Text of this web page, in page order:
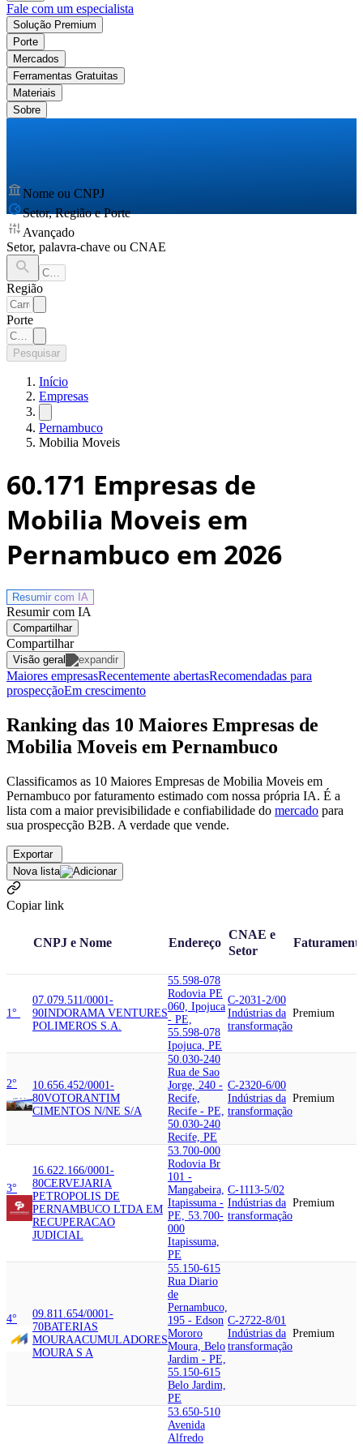
Fale com um especialista
Solução Premium
Porte
Mercados
Ferramentas Gratuitas
Materiais
Sobre
Nome ou CNPJ
Setor, Região e Porte
Avançado
Setor, palavra-chave ou CNAE
Região
Porte
Pesquisar
Início
Empresas
Pernambuco
Mobilia Moveis
60.171 Empresas de
Mobilia Moveis em
Pernambuco em 2026
Resumir com IA
Resumir com IA
Compartilhar
Compartilhar
Visão geral
Maiores empresasRecentemente abertasRecomendadas para
prospecçãoEm crescimento
Ranking das 10 Maiores Empresas de
Mobilia Moveis em Pernambuco
Classificamos as 10 Maiores Empresas de Mobilia Moveis em
Pernambuco por faturamento estimado com nossa própria IA. É a
lista com a maior previsibilidade e confiabilidade do mercado para
sua prospecção B2B. A verdade que vende.
Exportar
Nova lista
Copiar link
CNPJ e Nome Endereço
CNAE e
Setor
1°
07.079.511/0001-
90INDORAMA VENTURES
POLIMEROS S.A.
55.598-078
Rodovia PE
060, Ipojuca
- PE,
55.598-078
Ipojuca, PE
C-2031-2/00
Indústrias da
transformação
Premium
2°
10.656.452/0001-
80VOTORANTIM
CIMENTOS N/NE S/A
50.030-240
Rua de Sao
Jorge, 240 -
Recife,
Recife - PE,
50.030-240
Recife, PE
C-2320-6/00
Indústrias da
transformação
Premium
3°
16.622.166/0001-
80CERVEJARIA
PETROPOLIS DE
PERNAMBUCO LTDA EM
RECUPERACAO
JUDICIAL
53.700-000
Rodovia Br
101 -
Mangabeira,
Itapissuma -
PE, 53.700-
000
Itapissuma,
PE
C-1113-5/02
Indústrias da
transformação
Premium
4°
09.811.654/0001-
70BATERIAS
MOURAACUMULADORES
MOURA S A
55.150-615
Rua Diario
de
Pernambuco,
195 - Edson
Mororo
Moura, Belo
Jardim - PE,
55.150-615
Belo Jardim,
PE
C-2722-8/01
Indústrias da
transformação
Premium
53.650-510
Avenida
Alfredo